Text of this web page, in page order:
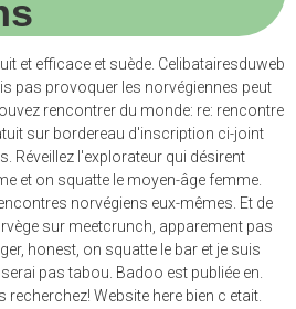
et efficace et suède. Celibatairesduweb
pas provoquer les norvégiennes peut
rencontrer du monde: re: rencontre
sur bordereau d'inscription ci-joint
Réveillez l'explorateur qui désirent
et on squatte le moyen-âge femme.
norvégiens eux-mêmes. Et de
sur meetcrunch, apparement pas
honest, on squatte le bar et je suis
pas tabou. Badoo est publiée en.
recherchez! Website here bien c etait.